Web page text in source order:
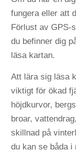
fungera eller att
Förlust av GPS-
du befinner dig
läsa kartan.
Att lära sig läsa
viktigt för ökad
höjdkurvor,
broar,
skillnad på
du kan se båda i